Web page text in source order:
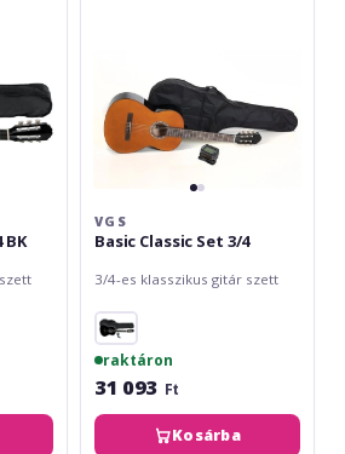
BK
VGS
Basic Classic Set 3/4
3/4-es klasszikus gitár szett
raktáron
31 093 Ft
Kosárba